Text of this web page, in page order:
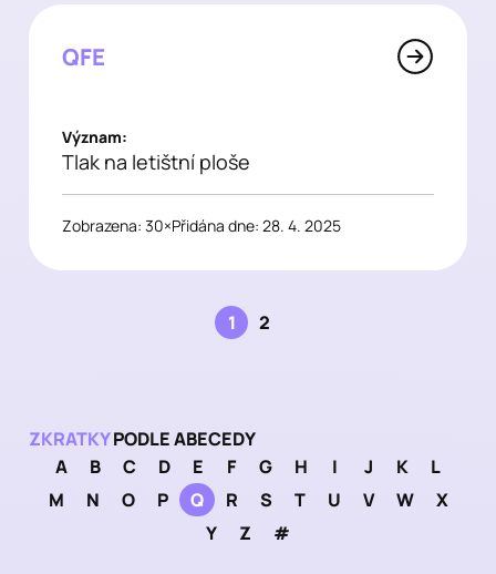
QFE
Význam:
Tlak na letištní ploše
Zobrazena: 30×Přidána dne: 28. 4. 2025
1 2
ZKRATKYPODLE ABECEDY
A
B C D E F G H I J K
L
M
N O P Q R S T U V W
X
Y
Z #